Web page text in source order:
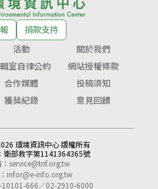
捐款支持
活動
關於我們
室自律公約
網站授權條款
合作媒體
投稿須知
獲獎紀錄 意見回饋
環境資訊中心 版權所有
衛部救字第1141364365號
service@tnf.org.tw
infor@e-info.org.tw
666／02-2910-6000